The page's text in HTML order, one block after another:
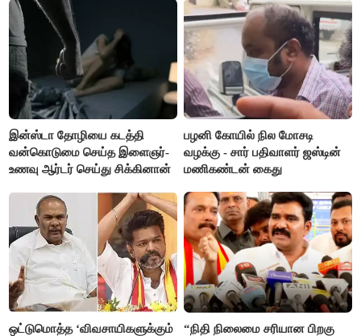
இன்ஸ்டா தோழியை கடத்தி
வன்கொடுமை செய்த இளைஞர்-
உணவு ஆர்டர் செய்து சிக்கினான்
பழனி கோயில் நில மோசடி
வழக்கு - சார் பதிவாளர் ஜஸ்டின்
மணிகண்டன் கைது
ஒட்டுமொத்த ‘விவசாயிகளுக்கும்
“நிதி நிலைமை சரியான பிறகு